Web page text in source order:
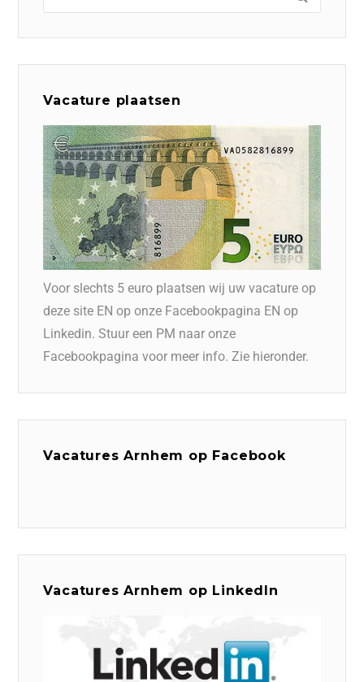
Vacature plaatsen
Voor slechts 5 euro plaatsen wij uw vacature op
deze site EN op onze Facebookpagina EN op
Linkedin. Stuur een PM naar onze
Facebookpagina voor meer info. Zie hieronder.
Vacatures Arnhem op Facebook
Vacatures Arnhem op LinkedIn